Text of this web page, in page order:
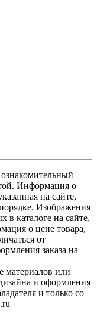
Информация о
на сайте,
Изображения
в каталоге на сайте,
о цене товара,
от
заказа на
материалов или
и оформления
и только со